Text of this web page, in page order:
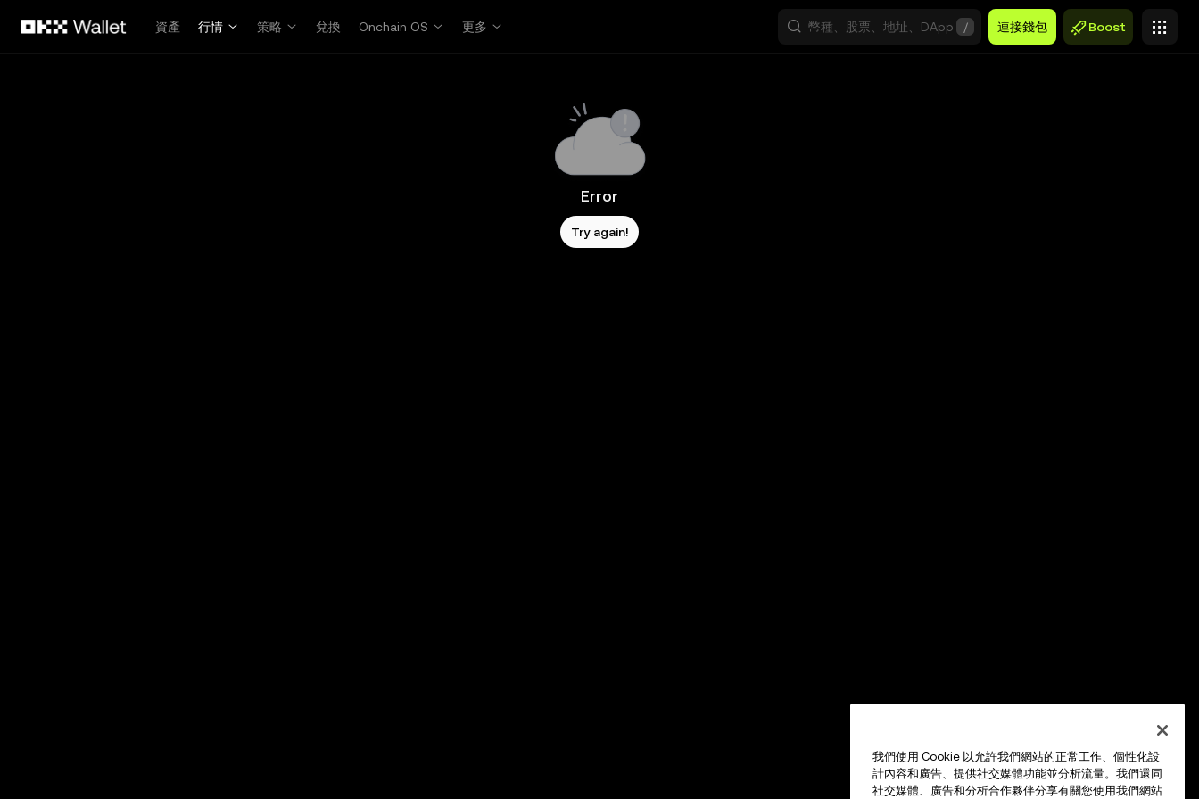
資產
行情 策略 兌換 Onchain OS 更多 / 連接錢包 Boost
Error
Try again!
我們使用 Cookie 以允許我們網站的正常工作、個性化設
計內容和廣告、提供社交媒體功能並分析流量。我們還同
社交媒體、廣告和分析合作夥伴分享有關您使用我們網站